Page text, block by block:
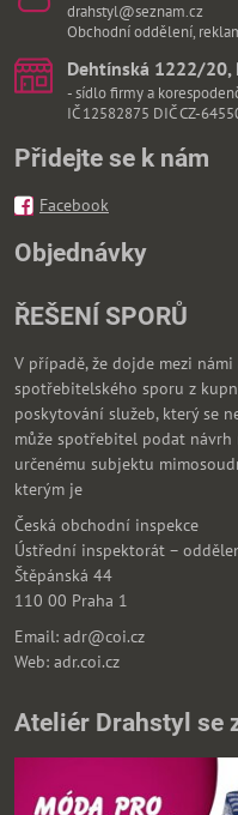
drahstyl@seznam.cz
Obchodní oddělení,
Dehtínská 1222/20,
- sídlo firmy a
IČ 12582875 DIČ CZ-
Přidejte se k nám
Facebook
Objednávky
ŘEŠENÍ SPORŮ
V případě, že dojde mezi
spotřebitelského sporu z
poskytování služeb, který se
může spotřebitel podat
určenému subjektu
kterým je
Česká obchodní inspekce
Ústřední inspektorát –
Štěpánská 44
110 00 Praha 1
Email: adr@coi.cz
Web: adr.coi.cz
Ateliér Drahstyl se